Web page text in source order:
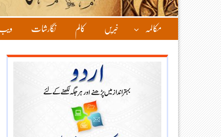
مکالمہ خبریں کالم نگارشات